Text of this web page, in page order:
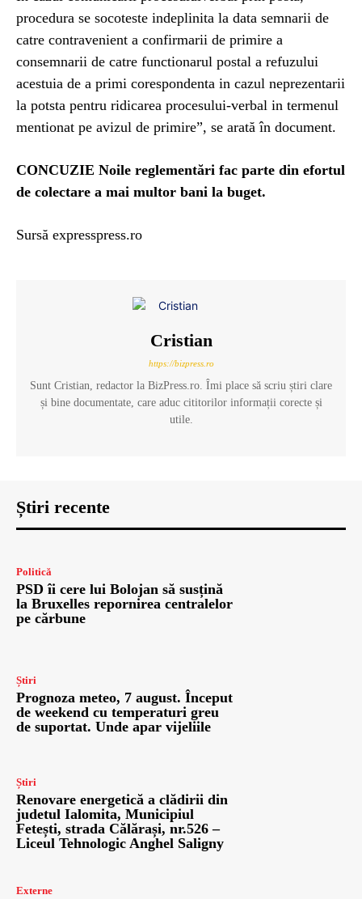
procedura se socoteste indeplinita la data semnarii de
catre contravenient a confirmarii de primire a
consemnarii de catre functionarul postal a refuzului
acestuia de a primi corespondenta in cazul neprezentarii
la potsta pentru ridicarea procesului-verbal in termenul
mentionat pe avizul de primire”, se arată în document.
CONCUZIE Noile reglementări fac parte din efortul
de colectare a mai multor bani la buget.
Sursă expresspress.ro
Cristian
https://bizpress.ro
Sunt Cristian, redactor la BizPress.ro. Îmi place să scriu știri clare
și bine documentate, care aduc cititorilor informații corecte și
utile.
Știri recente
Politică
PSD îi cere lui Bolojan să susțină
la Bruxelles repornirea centralelor
pe cărbune
Știri
Prognoza meteo, 7 august. Început
de weekend cu temperaturi greu
de suportat. Unde apar vijeliile
Știri
Renovare energetică a clădirii din
judetul Ialomita, Municipiul
Fetești, strada Călărași, nr.526 –
Liceul Tehnologic Anghel Saligny
Externe